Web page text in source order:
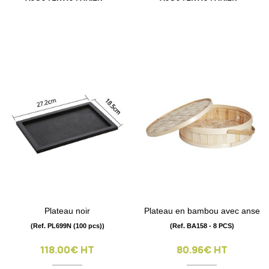
Plateau noir
(Ref. PL699N (100 pcs))
118.00€ HT
Plateau en bambou avec anse
(Ref. BA158 - 8 PCS)
80.96€ HT